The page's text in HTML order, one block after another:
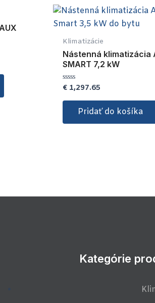
Klimatizácie
Nástenná klimatizácia
SMART 7,2 kW
Hodnotenie
z
€ 1,297.65
Pridať do košíka
Kategórie